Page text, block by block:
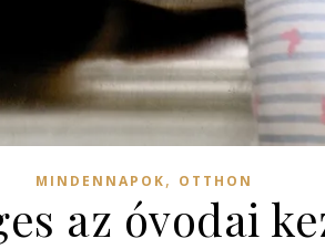
MINDENNAPOK, OTTHON
az óvodai